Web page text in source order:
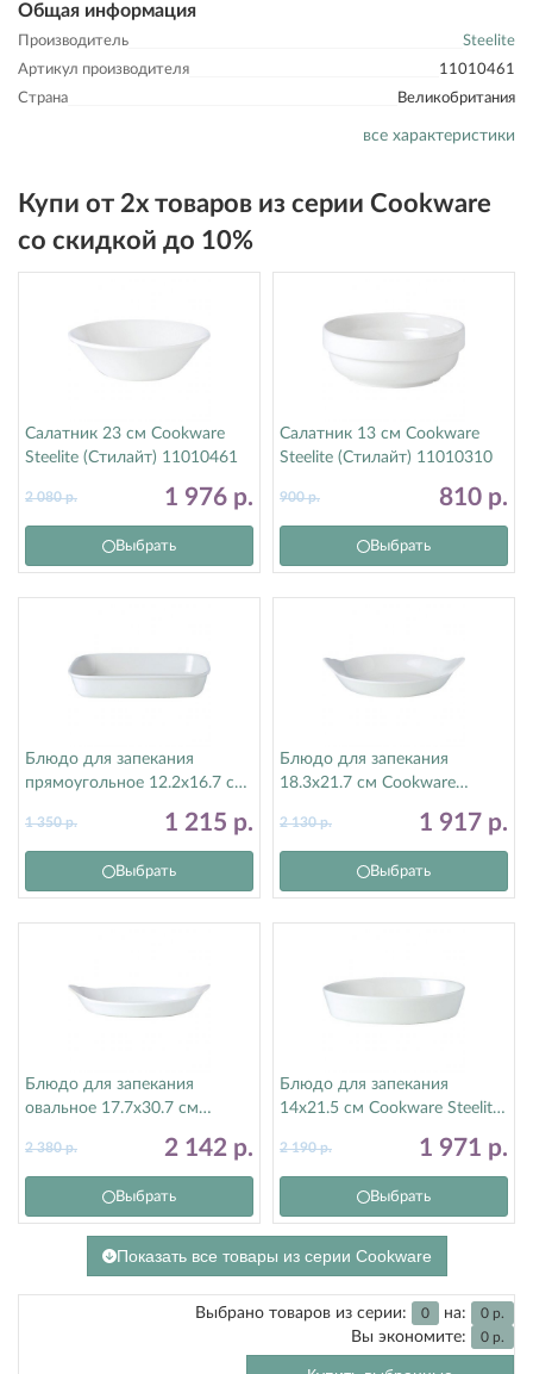
Общая информация
Производитель
Steelite
Артикул производителя
11010461
Страна
Великобритания
все характеристики
Купи от 2х товаров из серии Cookware
со скидкой до 10%
Салатник 23 см Cookware
Steelite (Стилайт) 11010461
1 976 р.
2 080р.
Выбрать
Салатник 13 см Cookware
Steelite (Стилайт) 11010310
810 р.
900р.
Выбрать
Блюдо для запекания
прямоугольное 12.2х16.7 см
11010366
1 215 р.
1 350р.
Выбрать
Блюдо для запекания
18.3х21.7 см Cookware
1 917 р.
2 130р.
Выбрать
Блюдо для запекания
овальное 17.7х30.7 см
11010320
2 142 р.
2 380р.
Выбрать
Блюдо для запекания
14х21.5 см Cookware Steelite
1 971 р.
2 190р.
Выбрать
Показать все товары из серии Cookware
Выбрано товаров из серии: 0 на: 0 р.
Вы экономите: 0 р.